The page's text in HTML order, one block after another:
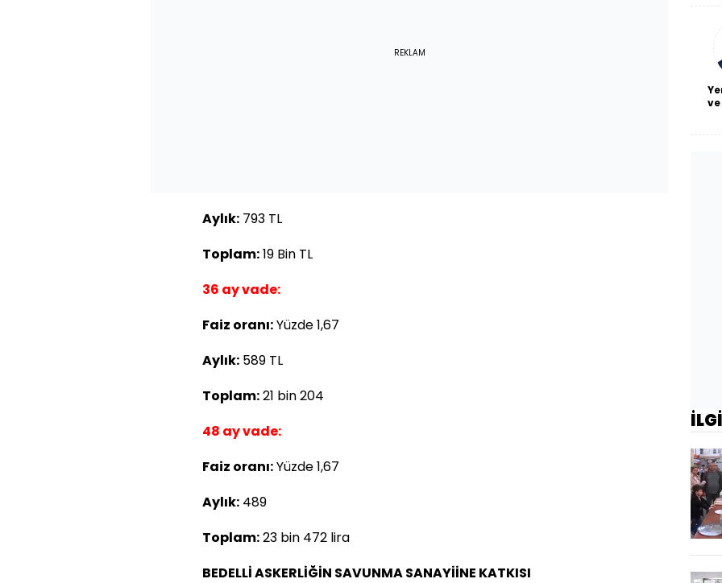
REKLAM
Aylık: 793 TL
Toplam:19 Bin TL
36 ay vade:
Faiz oranı:Yüzde 1,67
Aylık: 589 TL
Toplam:21 bin 204
48 ay vade:
Faiz oranı:Yüzde 1,67
Aylık: 489
Toplam:23 bin 472 lira
BEDELLİ ASKERLİĞİN SAVUNMA SANAYİİNE KATKISI